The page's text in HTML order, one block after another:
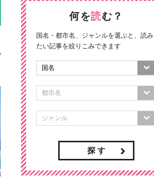
何を読む？
国名・都市名、ジャンルを選ぶと、読み
たい記事を絞りこみできます
探 す